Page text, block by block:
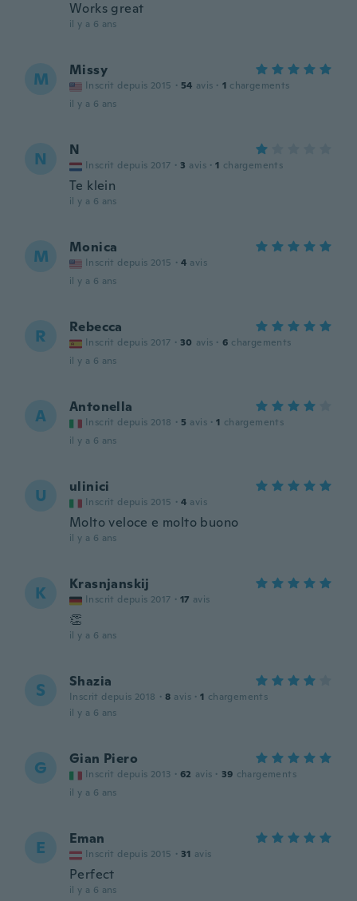
Works great
il y a 6 ans
M Missy
Inscrit depuis 2015 · 54 avis · 1 chargements
il y a 6 ans
N N
Inscrit depuis 2017 · 3 avis · 1 chargements
Te klein
il y a 6 ans
M Monica
Inscrit depuis 2015 · 4 avis
il y a 6 ans
R Rebecca
Inscrit depuis 2017 · 30 avis · 6 chargements
il y a 6 ans
A Antonella
Inscrit depuis 2018 · 5 avis · 1 chargements
il y a 6 ans
U ulinici
Inscrit depuis 2015 · 4 avis
Molto veloce e molto buono
il y a 6 ans
K Krasnjanskij
Inscrit depuis 2017 · 17 avis
👏
il y a 6 ans
S Shazia
Inscrit depuis 2018 · 8 avis · 1 chargements
il y a 6 ans
G Gian Piero
Inscrit depuis 2013 · 62 avis · 39 chargements
il y a 6 ans
E Eman
Inscrit depuis 2015 · 31 avis
Perfect
il y a 6 ans